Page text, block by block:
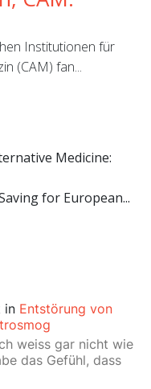
Institutionen für
(CAM) fan...
Medicine:
for European...
in Entstörung von
weiss gar nicht wie
das Gefühl, dass